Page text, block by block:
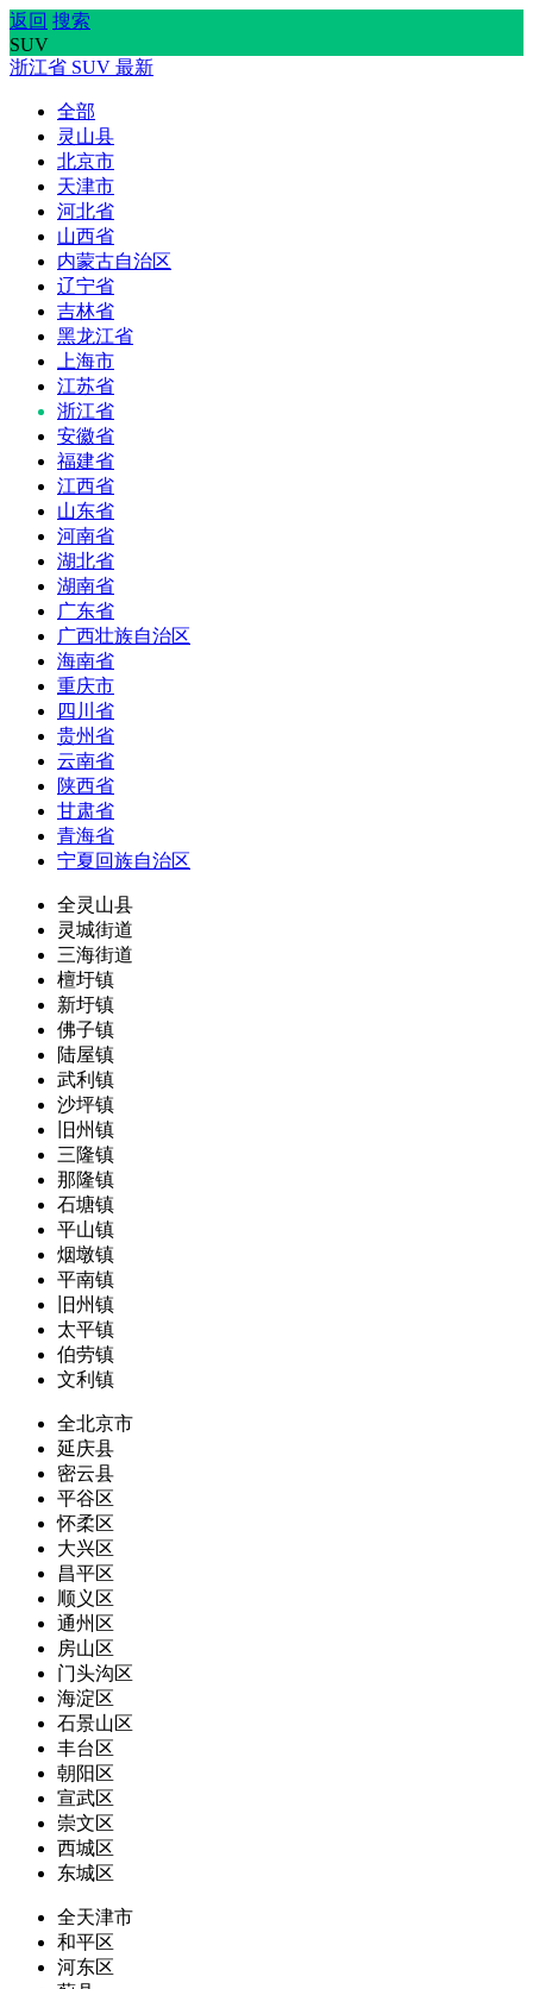
返回 搜索
SUV
浙江省 SUV 最新
全部
灵山县
北京市
天津市
河北省
山西省
内蒙古自治区
辽宁省
吉林省
黑龙江省
上海市
江苏省
浙江省
安徽省
福建省
江西省
山东省
河南省
湖北省
湖南省
广东省
广西壮族自治区
海南省
重庆市
四川省
贵州省
云南省
陕西省
甘肃省
青海省
宁夏回族自治区
全灵山县
灵城街道
三海街道
檀圩镇
新圩镇
佛子镇
陆屋镇
武利镇
沙坪镇
旧州镇
三隆镇
那隆镇
石塘镇
平山镇
烟墩镇
平南镇
旧州镇
太平镇
伯劳镇
文利镇
全北京市
延庆县
密云县
平谷区
怀柔区
大兴区
昌平区
顺义区
通州区
房山区
门头沟区
海淀区
石景山区
丰台区
朝阳区
宣武区
崇文区
西城区
东城区
全天津市
和平区
河东区